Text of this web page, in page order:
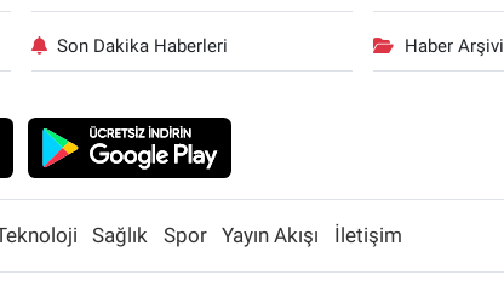
Son Dakika Haberleri Haber Arşivi
Sağlık Spor Yayın Akışı İletişim